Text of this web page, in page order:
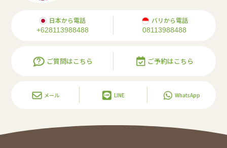
日本から電話
+628113988488
バリから電話
08113988488
ご質問はこちら ご予約はこちら
メール LINE WhatsApp